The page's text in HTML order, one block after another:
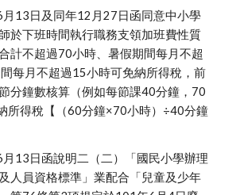
13日及同年12月27日函同意中小學
於下班時間執行職務支領加班費性質
計不超過70小時、暑假期間每月不超
每月不超過15小時可免納所得稅，前
分鐘數核算（例如每節課40分鐘，70
所得稅【（60分鐘×70小時）÷40分鐘
13日函說明二（二）「國民小學辦理
人員資格標準」業配合「兒童及少年